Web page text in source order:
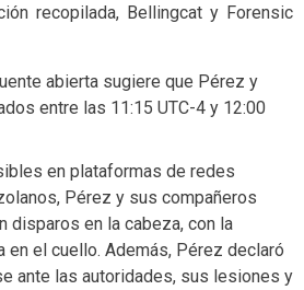
recopilada, Bellingcat y Forensic
abierta sugiere que Pérez y
entre las 11:15 UTC-4 y 12:00
en plataformas de redes
Pérez y sus compañeros
en la cabeza, con la
en el cuello. Además, Pérez declaró
ante las autoridades, sus lesiones y